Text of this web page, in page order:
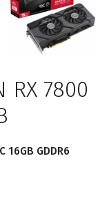
RX 7800
16GB GDDR6